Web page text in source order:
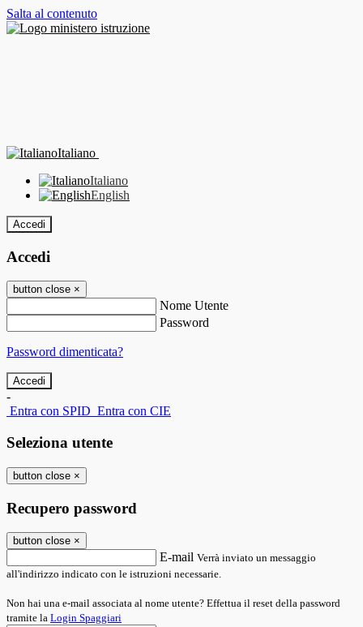
Salta al contenuto
Italiano
Italiano
English
Accedi
Accedi
button close ×
Nome Utente
Password
Password dimenticata?
-
Entra con SPID Entra con CIE
Seleziona utente
button close ×
Recupero password
button close ×
E-mail Verrà inviato un messaggio
all'indirizzo indicato con le istruzioni necessarie.
Non hai una e-mail associata al nome utente? Effettua il reset della password
tramite la Login Spaggiari